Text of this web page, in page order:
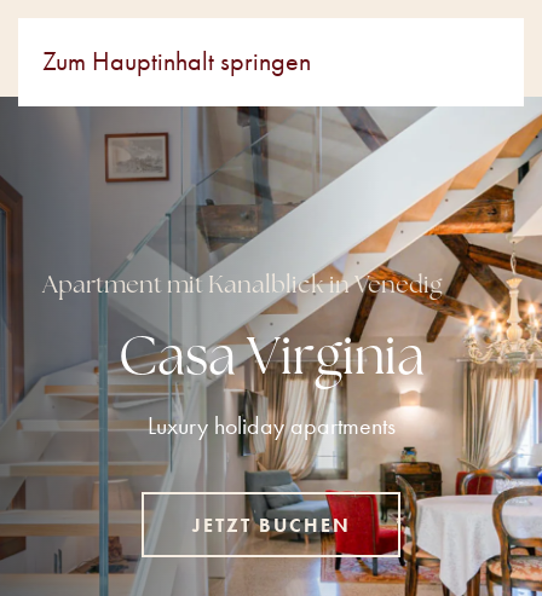
Zum Hauptinhalt springen
Apartment mit Kanalblick in Venedig
Casa Virginia
Luxury holiday apartments
JETZT BUCHEN